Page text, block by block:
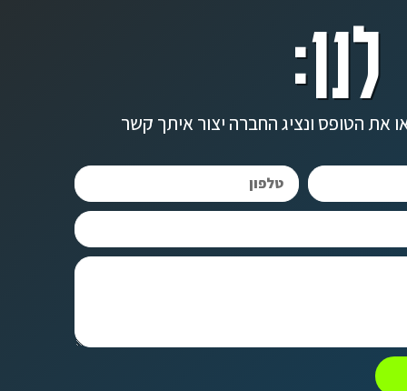
את הטופס ונציג החברה יצור איתך קשר